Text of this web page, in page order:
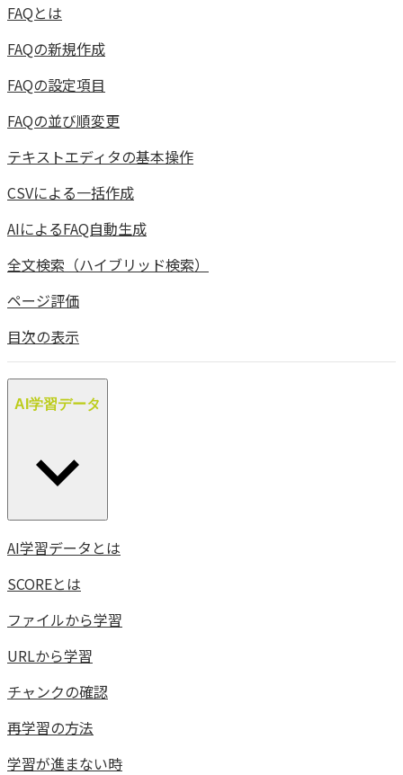
FAQとは
FAQの新規作成
FAQの設定項目
FAQの並び順変更
テキストエディタの基本操作
CSVによる一括作成
AIによるFAQ自動生成
全文検索（ハイブリッド検索）
ページ評価
目次の表示
AI学習データ
AI学習データとは
SCOREとは
ファイルから学習
URLから学習
チャンクの確認
再学習の方法
学習が進まない時